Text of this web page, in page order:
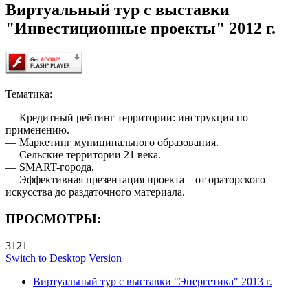
Виртуальный тур с выставки
"Инвестиционные проекты" 2012 г.
Тематика:
— Кредитный рейтинг территории: инструкция по
применению.
— Маркетинг муниципального образования.
— Сельские территории 21 века.
— SMART-города.
— Эффективная презентация проекта – от ораторского
искусства до раздаточного материала.
ПРОСМОТРЫ:
3121
Switch to Desktop Version
Виртуальный тур с выставки "Энергетика" 2013 г.